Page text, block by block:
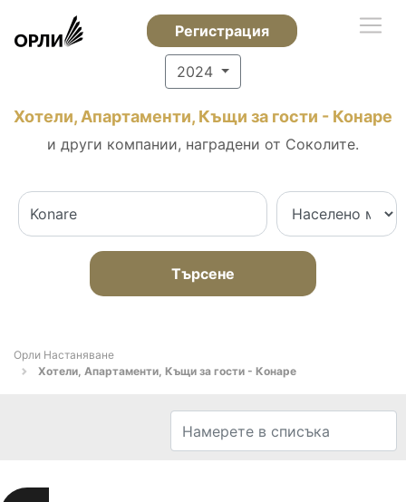
Регистрация
2024
Хотели, Апартаменти, Къщи за гости - Конаре
и други компании, наградени от Соколите.
Търсене
Орли Настаняване
Хотели, Апартаменти, Къщи за гости - Конаре